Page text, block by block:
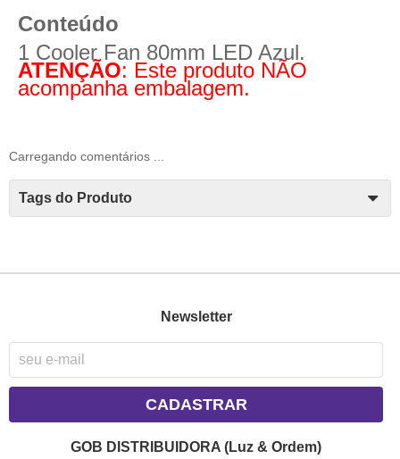
Conteúdo
1 Cooler Fan 80mm LED Azul.
ATENÇÃO: Este produto NÃO
acompanha embalagem.
Carregando comentários ...
Tags do Produto
Newsletter
CADASTRAR
GOB DISTRIBUIDORA (Luz & Ordem)